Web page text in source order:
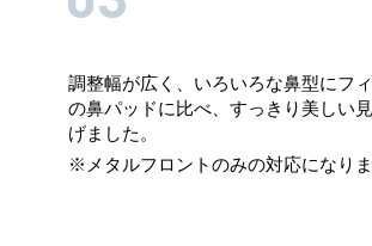
調整幅が広く、いろいろな鼻型にフ
の鼻パッドに比べ、すっきり美しい
げました。
※メタルフロントのみの対応になりま